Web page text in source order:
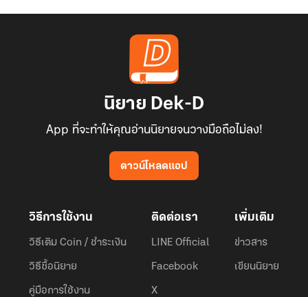
นิยาย Dek-D
App ที่จะทำให้คุณอ่านนิยายจนวางมือถือไม่ลง!
ดาวน์โหลดแอป
วิธีการใช้งาน
วิธีเติม Coin / ชำระเงิน
วิธีซื้อนิยาย
คู่มือการใช้งาน
ติดต่อเรา
LINE Official
Facebook
X
เพิ่มเติม
ข่าวสาร
เขียนนิยาย